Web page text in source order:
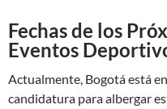
Fechas de los
Eventos
Actualmente, Bogotá está
candidatura para albergar